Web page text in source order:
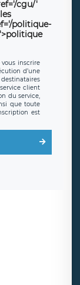
cgu/'
politique-
inscrire
d’une
client
du service,
que toute
est
RGPD. Les
pouvez
votre